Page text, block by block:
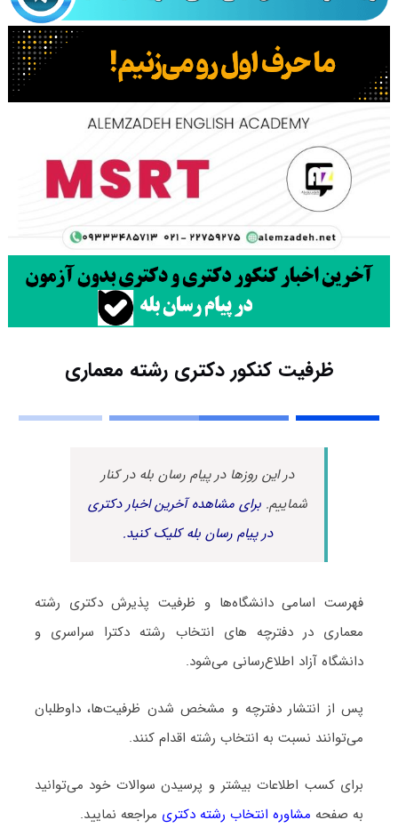
ظرفیت کنکور دکتری رشته ﻣﻌﻤﺎری
در این روزها در پیام رسان بله در کنار
شماییم.برای مشاهده آخرین اخبار دکتری
در پیام رسان بله کلیک کنید.
فهرست اسامی دانشگاه‌ها و ظرفیت پذیرش دکتری رشته
ﻣﻌﻤﺎری در دفترچه های انتخاب رشته دکترا سراسری و
دانشگاه آزاد اطلاع‌رسانی می‌شود.
پس از انتشار دفترچه و مشخص شدن ظرفیت‌ها، داوطلبان
می‌توانند نسبت به انتخاب رشته اقدام کنند.
برای کسب اطلاعات بیشتر و پرسیدن سوالات خود می‌توانید
به صفحه مشاوره انتخاب رشته دکتری مراجعه نمایید.